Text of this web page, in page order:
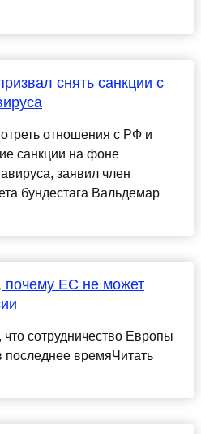
снять санкции с
отношения с РФ и
санкции на фоне
заявил член
бундестага Вальдемар
почему ЕС не может
сотрудничество Европы
времяЧитать